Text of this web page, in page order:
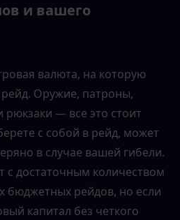
и вашего
валюта, на которую
Оружие, патроны,
— все это стоит
с собой в рейд, может
в случае вашей гибели.
с достаточным количеством
бюджетных рейдов, но если
капитал без четкого